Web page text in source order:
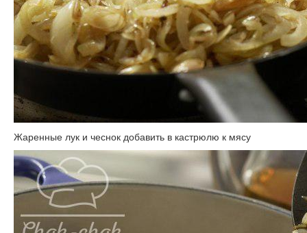
Жаренные лук и чеснок добавить в кастрюлю к мясу